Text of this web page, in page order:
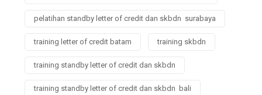
pelatihan standby letter of credit dan skbdn surabaya
training letter of credit batam training skbdn
training standby letter of credit dan skbdn
training standby letter of credit dan skbdn bali